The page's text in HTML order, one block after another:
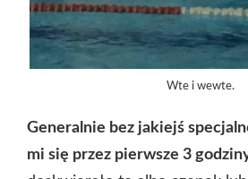
Wte i wewte.
Generalnie bez jakiejś
mi się przez pierwsze 3